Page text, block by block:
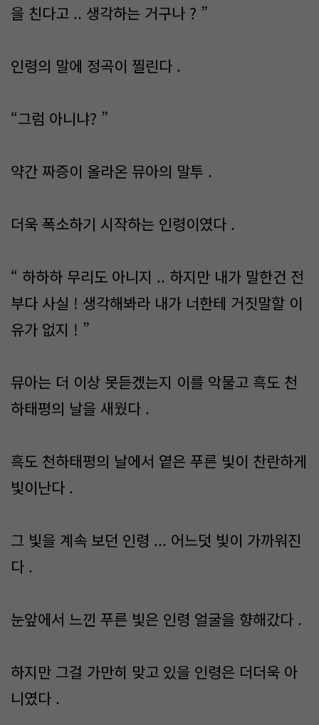
을 친다고 .. 생각하는 거구나 ? ”
인령의 말에 정곡이 찔린다 .
“그럼 아니냐? ”
약간 짜증이 올라온 뮤아의 말투 .
더욱 폭소하기 시작하는 인령이였다 .
“ 하하하 무리도 아니지 .. 하지만 내가 말한건 전
부다 사실 ! 생각해봐라 내가 너한테 거짓말할 이
유가 없지 ! ”
뮤아는 더 이상 못듣겠는지 이를 악물고 흑도 천
하태평의 날을 새웠다 .
흑도 천하태평의 날에서 옅은 푸른 빛이 찬란하게
빛이난다 .
그 빛을 계속 보던 인령 ... 어느덧 빛이 가까워진
다 .
눈앞에서 느낀 푸른 빛은 인령 얼굴을 향해갔다 .
하지만 그걸 가만히 맞고 있을 인령은 더더욱 아
니였다 .